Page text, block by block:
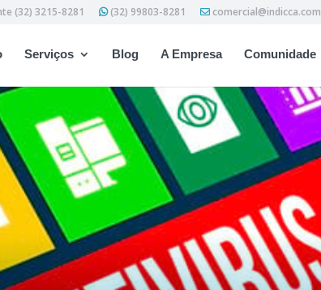
(32) 3215-8281 (32) 99803-8281 comercial@indicca.com
Serviços Blog A Empresa Comunidade